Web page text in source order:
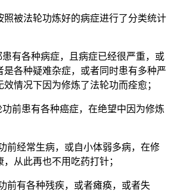
照被法轮功炼好的病症进行了分类统计
患有各种病症，且病症已经很严重，或
是各种疑难杂症，或者同时患有多种严
情况下因为修炼了法轮功而痊愈；
前患有各种癌症，在绝望中因为修炼
前经常生病，或自小体弱多病，在修
从此再也不用吃药打针；
前有各种残疾，或者瘫痪，或者失